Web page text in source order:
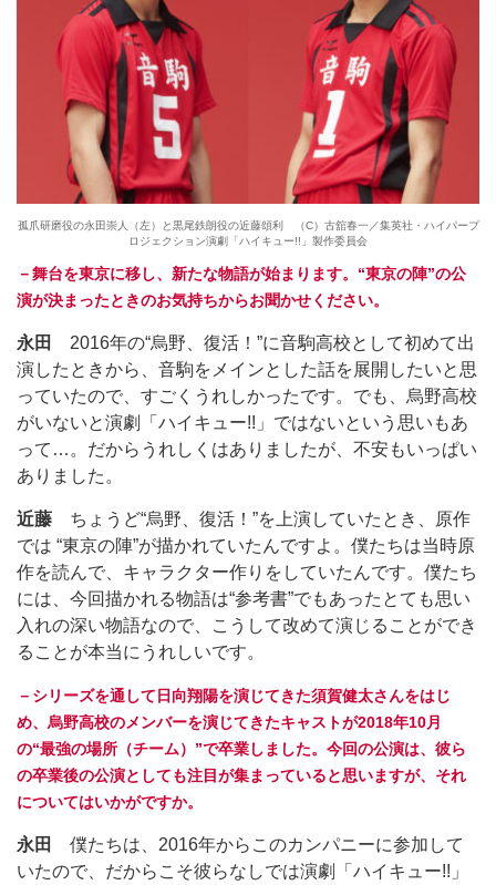
孤爪研磨役の永田崇人（左）と黒尾鉄朗役の近藤頌利 （C）古舘春一／集英社・ハイパープ
ロジェクション演劇「ハイキュー!!」製作委員会
－舞台を東京に移し、新たな物語が始まります。“東京の陣”の公
演が決まったときのお気持ちからお聞かせください。
永田
2016年の“烏野、復活！”に音駒高校として初めて出
演したときから、音駒をメインとした話を展開したいと思
っていたので、すごくうれしかったです。でも、烏野高校
がいないと演劇「ハイキュー!!」ではないという思いもあ
って…。だからうれしくはありましたが、不安もいっぱい
ありました。
近藤 ちょうど“烏野、復活！”を上演していたとき、原作
では “東京の陣”が描かれていたんですよ。僕たちは当時原
作を読んで、キャラクター作りをしていたんです。僕たち
には、今回描かれる物語は“参考書”でもあったとても思い
入れの深い物語なので、こうして改めて演じることができ
ることが本当にうれしいです。
－シリーズを通して日向翔陽を演じてきた須賀健太さんをはじ
め、烏野高校のメンバーを演じてきたキャストが2018年10月
の“最強の場所（チーム）”で卒業しました。今回の公演は、彼ら
の卒業後の公演としても注目が集まっていると思いますが、それ
についてはいかがですか。
永田
僕たちは、2016年からこのカンパニーに参加して
いたので、だからこそ彼らなしでは演劇「ハイキュー!!」